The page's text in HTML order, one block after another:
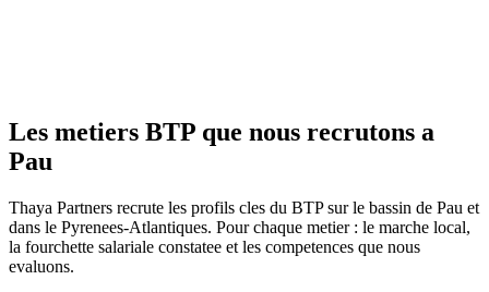
Les metiers BTP que nous recrutons a
Pau
Thaya Partners recrute les profils cles du BTP sur le bassin de Pau et
dans le Pyrenees-Atlantiques. Pour chaque metier : le marche local,
la fourchette salariale constatee et les competences que nous
evaluons.